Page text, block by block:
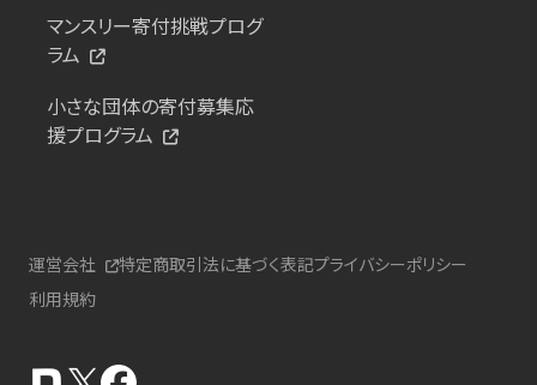
マンスリー寄付挑戦プログ
ラム
小さな団体の寄付募集応
援プログラム
運営会社 特定商取引法に基づく表記プライバシーポリシー
利用規約